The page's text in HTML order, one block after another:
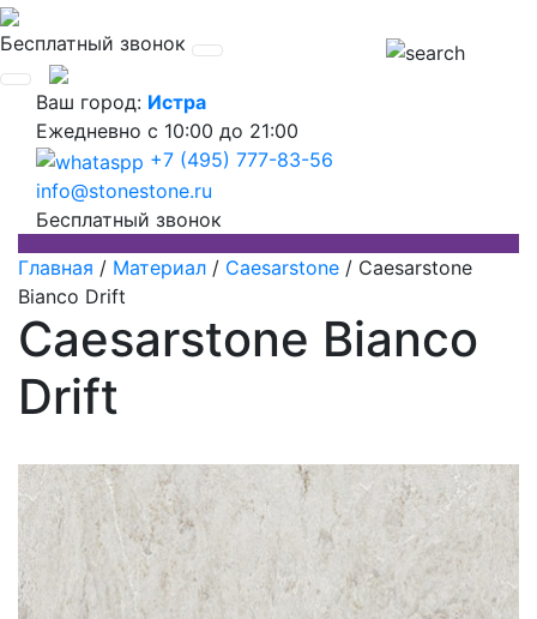
Бесплатный звонок
Ваш город: Истра
Ежедневно с 10:00 до 21:00
+7 (495) 777-83-56
info@stonestone.ru
Бесплатный звонок
Главная / Материал / Caesarstone / Caesarstone
Bianco Drift
Caesarstone Bianco
Drift